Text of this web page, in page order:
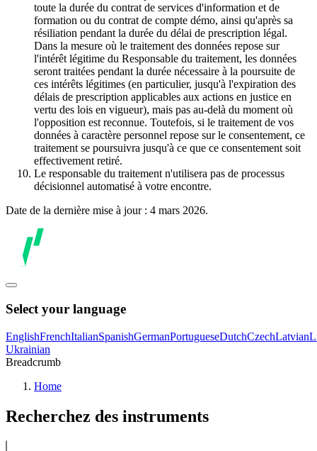
toute la durée du contrat de services d'information et de
formation ou du contrat de compte démo, ainsi qu'après sa
résiliation pendant la durée du délai de prescription légal.
Dans la mesure où le traitement des données repose sur
l'intérêt légitime du Responsable du traitement, les données
seront traitées pendant la durée nécessaire à la poursuite de
ces intérêts légitimes (en particulier, jusqu'à l'expiration des
délais de prescription applicables aux actions en justice en
vertu des lois en vigueur), mais pas au-delà du moment où
l'opposition est reconnue. Toutefois, si le traitement de vos
données à caractère personnel repose sur le consentement, ce
traitement se poursuivra jusqu'à ce que ce consentement soit
effectivement retiré.
Le responsable du traitement n'utilisera pas de processus
décisionnel automatisé à votre encontre.
Date de la dernière mise à jour : 4 mars 2026.
Select your language
EnglishFrenchItalianSpanishGermanPortugueseDutchCzechLatvian
Ukrainian
Breadcrumb
Home
Recherchez des instruments